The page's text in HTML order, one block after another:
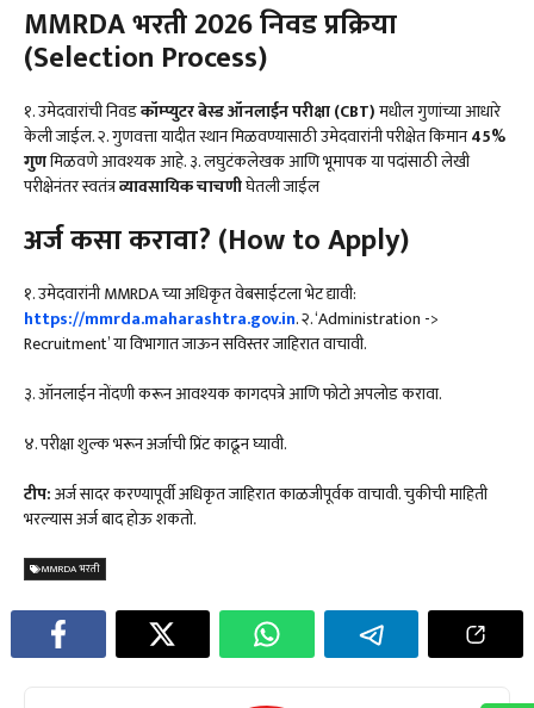
MMRDA भरती 2026 निवड प्रक्रिया
(Selection Process)
१. उमेदवारांची निवडकॉम्प्युटर बेस्ड ऑनलाईन परीक्षा (CBT)मधील गुणांच्या आधारे
केली जाईल. २. गुणवत्ता यादीत स्थान मिळवण्यासाठी उमेदवारांनी परीक्षेत किमान45%
गुणमिळवणे आवश्यक आहे. ३. लघुटंकलेखक आणि भूमापक या पदांसाठी लेखी
परीक्षेनंतर स्वतंत्रव्यावसायिक चाचणीघेतली जाईल
अर्ज कसा करावा? (How to Apply)
१. उमेदवारांनी MMRDA च्या अधिकृत वेबसाईटला भेट द्यावी:
https://mmrda.maharashtra.gov.in. २. ‘Administration ->
Recruitment’ या विभागात जाऊन सविस्तर जाहिरात वाचावी.
३. ऑनलाईन नोंदणी करून आवश्यक कागदपत्रे आणि फोटो अपलोड करावा.
४. परीक्षा शुल्क भरून अर्जाची प्रिंट काढून घ्यावी.
टीप:अर्ज सादर करण्यापूर्वी अधिकृत जाहिरात काळजीपूर्वक वाचावी. चुकीची माहिती
भरल्यास अर्ज बाद होऊ शकतो.
MMRDA भरती